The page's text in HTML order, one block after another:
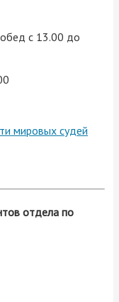
с 13.00 до
мировых судей
отдела по